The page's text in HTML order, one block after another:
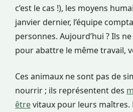
c’est le cas !), les moyens
janvier dernier, l’équipe
personnes. Aujourd’hui ? Ils
pour abattre le même travail,
Ces animaux ne sont pas de
nourrir ; ils représentent des
êtrevitaux pour leurs maîtres.